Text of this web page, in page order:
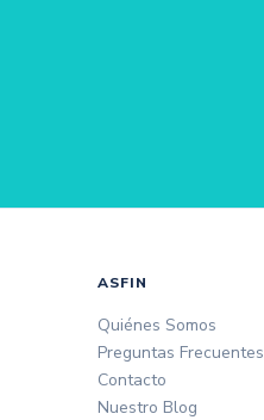
ASFIN
Quiénes Somos
Preguntas Frecuentes
Contacto
Nuestro Blog